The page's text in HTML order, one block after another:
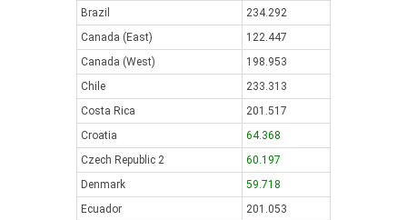
Brazil
234.292
Canada (East)
122.447
Canada (West)
198.953
Chile
233.313
Costa Rica
201.517
Croatia
64.368
Czech Republic 2
60.197
Denmark
59.718
Ecuador
201.053